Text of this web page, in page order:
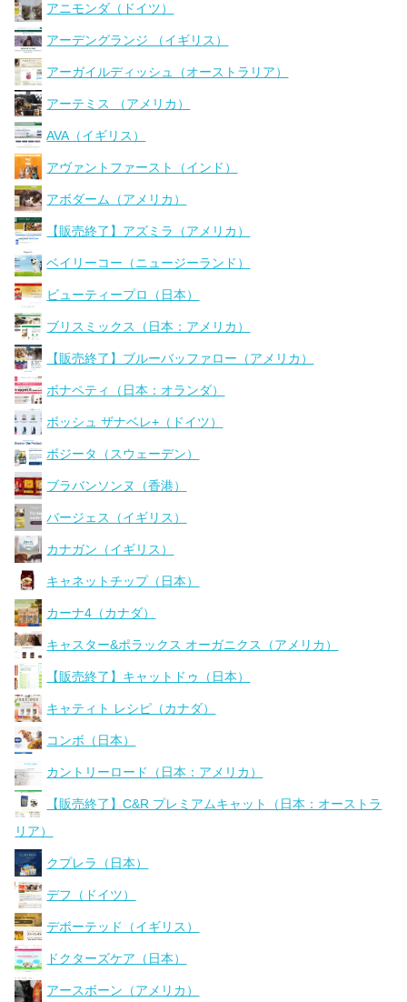
アニモンダ（ドイツ）
アーデングランジ （イギリス）
アーガイルディッシュ（オーストラリア）
アーテミス （アメリカ）
AVA（イギリス）
アヴァントファースト（インド）
アボダーム（アメリカ）
【販売終了】アズミラ（アメリカ）
ベイリーコー（ニュージーランド）
ビューティープロ（日本）
ブリスミックス（日本：アメリカ）
【販売終了】ブルーバッファロー（アメリカ）
ボナペティ（日本：オランダ）
ボッシュ ザナベレ+（ドイツ）
ボジータ（スウェーデン）
ブラバンソンヌ（香港）
バージェス（イギリス）
カナガン（イギリス）
キャネットチップ（日本）
カーナ4（カナダ）
キャスター&ポラックス オーガニクス（アメリカ）
【販売終了】キャットドゥ（日本）
キャティト レシピ（カナダ）
コンボ（日本）
カントリーロード（日本：アメリカ）
【販売終了】C&R プレミアムキャット（日本：オーストラ
リア）
クプレラ（日本）
デフ（ドイツ）
デボーテッド（イギリス）
ドクターズケア（日本）
アースボーン（アメリカ）